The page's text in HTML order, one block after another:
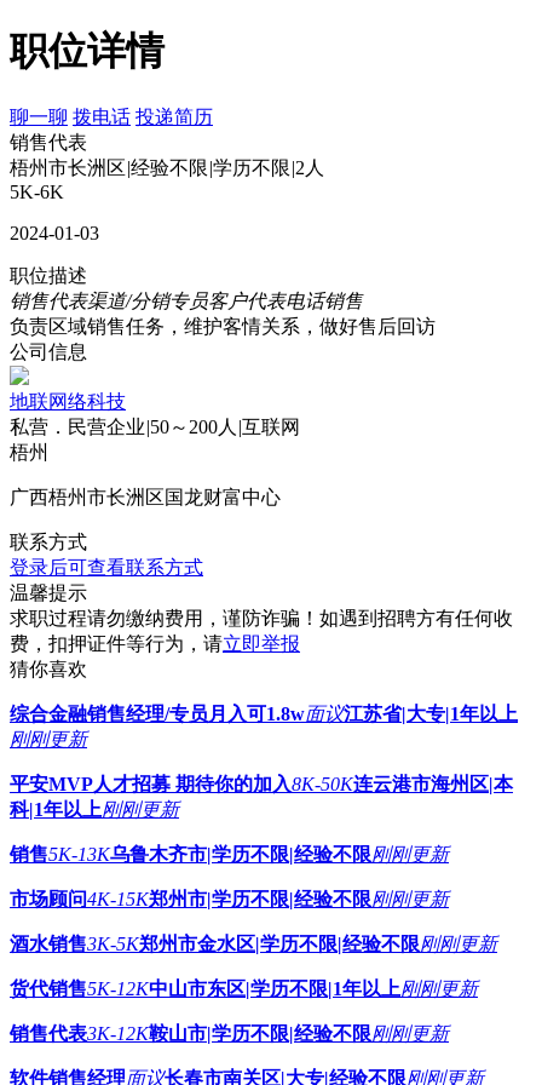
职位详情
聊一聊 拨电话 投递简历
销售代表
梧州市长洲区|经验不限|学历不限|2人
5K-6K
2024-01-03
职位描述
销售代表渠道/分销专员客户代表电话销售
负责区域销售任务，维护客情关系，做好售后回访
公司信息
地联网络科技
私营．民营企业|50～200人 |互联网
梧州
广西梧州市长洲区国龙财富中心
联系方式
登录后可查看联系方式
温馨提示
求职过程请勿缴纳费用，谨防诈骗！如遇到招聘方有任何收
费，扣押证件等行为，请立即举报
猜你喜欢
综合金融销售经理/专员月入可1.8w面议江苏省|大专|1年以上
刚刚更新
平安MVP人才招募 期待你的加入8K-50K连云港市海州区|本
科|1年以上刚刚更新
销售5K-13K乌鲁木齐市|学历不限|经验不限刚刚更新
市场顾问4K-15K郑州市|学历不限|经验不限刚刚更新
酒水销售3K-5K郑州市金水区|学历不限|经验不限刚刚更新
货代销售5K-12K中山市东区|学历不限|1年以上刚刚更新
销售代表3K-12K鞍山市|学历不限|经验不限刚刚更新
软件销售经理面议长春市南关区|大专|经验不限刚刚更新